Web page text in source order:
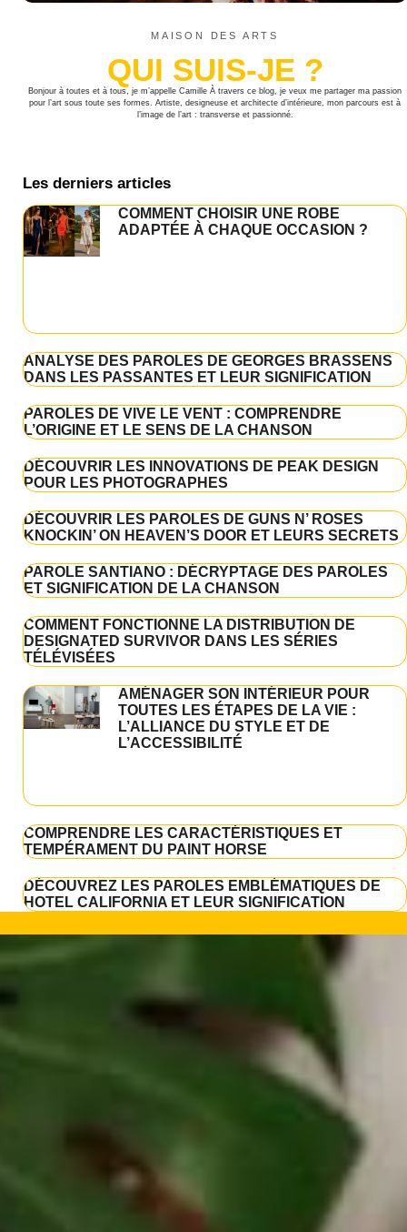
MAISON DES ARTS
QUI SUIS-JE ?
Bonjour à toutes et à tous, je m’appelle Camille À travers ce blog, je veux me partager ma passion
pour l’art sous toute ses formes. Artiste, designeuse et architecte d’intérieure, mon parcours est à
l’image de l’art : transverse et passionné.
Les derniers articles
COMMENT CHOISIR UNE ROBE
ADAPTÉE À CHAQUE OCCASION ?
ANALYSE DES PAROLES DE GEORGES BRASSENS
DANS LES PASSANTES ET LEUR SIGNIFICATION
PAROLES DE VIVE LE VENT : COMPRENDRE
L’ORIGINE ET LE SENS DE LA CHANSON
DÉCOUVRIR LES INNOVATIONS DE PEAK DESIGN
POUR LES PHOTOGRAPHES
DÉCOUVRIR LES PAROLES DE GUNS N’ ROSES
KNOCKIN’ ON HEAVEN’S DOOR ET LEURS SECRETS
PAROLE SANTIANO : DÉCRYPTAGE DES PAROLES
ET SIGNIFICATION DE LA CHANSON
COMMENT FONCTIONNE LA DISTRIBUTION DE
DESIGNATED SURVIVOR DANS LES SÉRIES
TÉLÉVISÉES
AMÉNAGER SON INTÉRIEUR POUR
TOUTES LES ÉTAPES DE LA VIE :
L’ALLIANCE DU STYLE ET DE
L’ACCESSIBILITÉ
COMPRENDRE LES CARACTÉRISTIQUES ET
TEMPÉRAMENT DU PAINT HORSE
DÉCOUVREZ LES PAROLES EMBLÉMATIQUES DE
HOTEL CALIFORNIA ET LEUR SIGNIFICATION